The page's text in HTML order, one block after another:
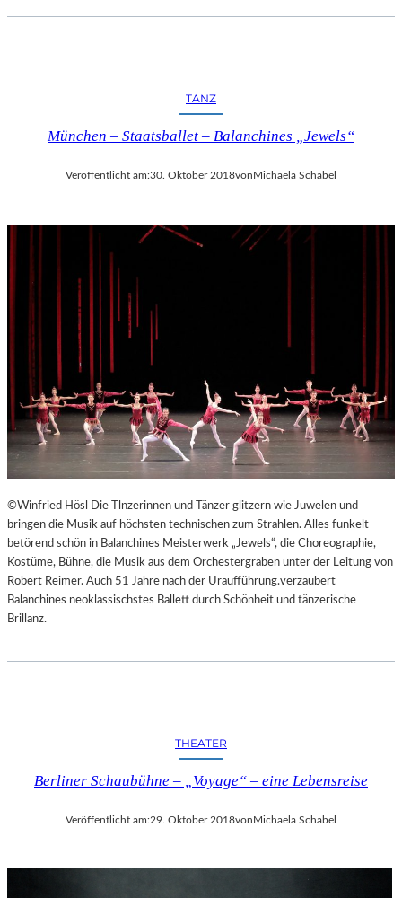
TANZ
München – Staatsballet – Balanchines „Jewels“
Veröffentlicht am:30. Oktober 2018von Michaela Schabel
©Winfried Hösl Die Tlnzerinnen und Tänzer glitzern wie Juwelen und
bringen die Musik auf höchsten technischen zum Strahlen. Alles funkelt
betörend schön in Balanchines Meisterwerk „Jewels“, die Choreographie,
Kostüme, Bühne, die Musik aus dem Orchestergraben unter der Leitung von
Robert Reimer. Auch 51 Jahre nach der Uraufführung.verzaubert
Balanchines neoklassischstes Ballett durch Schönheit und tänzerische
Brillanz.
THEATER
Berliner Schaubühne – „Voyage“ – eine Lebensreise
Veröffentlicht am:29. Oktober 2018von Michaela Schabel